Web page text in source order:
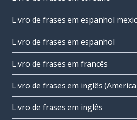
Livro de frases em espanhol
Livro de frases em espanhol
Livro de frases em francês
Livro de frases em inglês
Livro de frases em inglês